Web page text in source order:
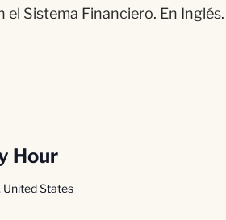
Sistema Financiero. En Inglés.
Hour
United States